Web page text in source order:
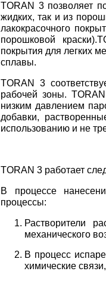
TORAN 3 позволяет
жидких, так и из
лакокрасочного
порошковой
покрытия для легких
сплавы.
TORAN 3
рабочей зоны.
низким давлением
добавки,
использованию и не
TORAN 3 работает
В процессе
процессы:
Растворители
механического
В процесс
химические